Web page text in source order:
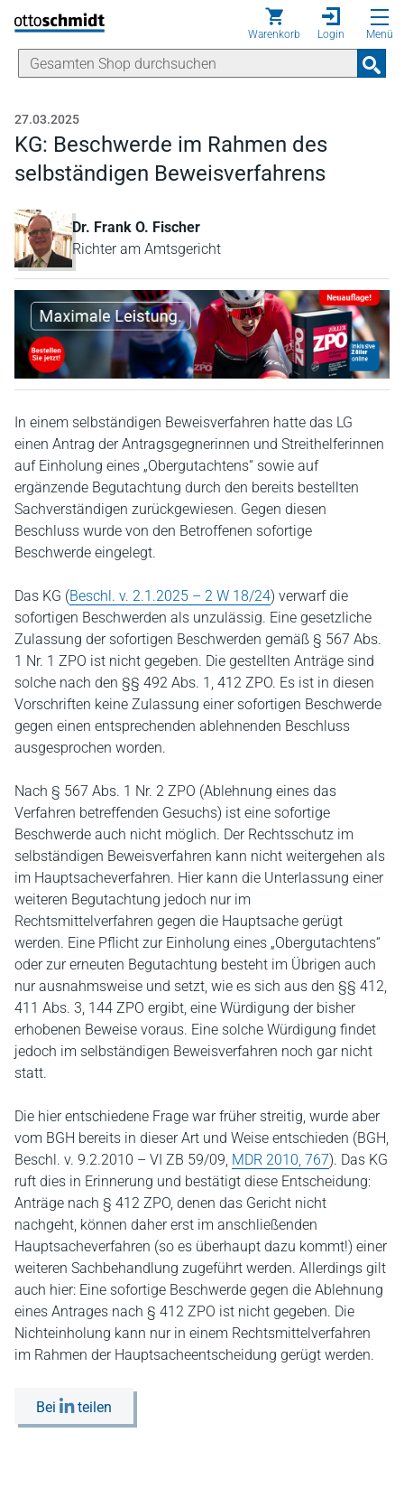
Direkt zum Inhalt
Warenkorb Login Menü
27.03.2025
KG: Beschwerde im Rahmen des
selbständigen Beweisverfahrens
Dr. Frank O. Fischer
Richter am Amtsgericht
In einem selbständigen Beweisverfahren hatte das LG
einen Antrag der Antragsgegnerinnen und Streithelferinnen
auf Einholung eines „Obergutachtens“ sowie auf
ergänzende Begutachtung durch den bereits bestellten
Sachverständigen zurückgewiesen. Gegen diesen
Beschluss wurde von den Betroffenen sofortige
Beschwerde eingelegt.
Das KG (Beschl. v. 2.1.2025 – 2 W 18/24) verwarf die
sofortigen Beschwerden als unzulässig. Eine gesetzliche
Zulassung der sofortigen Beschwerden gemäß § 567 Abs.
1 Nr. 1 ZPO ist nicht gegeben. Die gestellten Anträge sind
solche nach den §§ 492 Abs. 1, 412 ZPO. Es ist in diesen
Vorschriften keine Zulassung einer sofortigen Beschwerde
gegen einen entsprechenden ablehnenden Beschluss
ausgesprochen worden.
Nach § 567 Abs. 1 Nr. 2 ZPO (Ablehnung eines das
Verfahren betreffenden Gesuchs) ist eine sofortige
Beschwerde auch nicht möglich. Der Rechtsschutz im
selbständigen Beweisverfahren kann nicht weitergehen als
im Hauptsacheverfahren. Hier kann die Unterlassung einer
weiteren Begutachtung jedoch nur im
Rechtsmittelverfahren gegen die Hauptsache gerügt
werden. Eine Pflicht zur Einholung eines „Obergutachtens“
oder zur erneuten Begutachtung besteht im Übrigen auch
nur ausnahmsweise und setzt, wie es sich aus den §§ 412,
411 Abs. 3, 144 ZPO ergibt, eine Würdigung der bisher
erhobenen Beweise voraus. Eine solche Würdigung findet
jedoch im selbständigen Beweisverfahren noch gar nicht
statt.
Die hier entschiedene Frage war früher streitig, wurde aber
vom BGH bereits in dieser Art und Weise entschieden (BGH,
Beschl. v. 9.2.2010 – VI ZB 59/09, MDR 2010, 767). Das KG
ruft dies in Erinnerung und bestätigt diese Entscheidung:
Anträge nach § 412 ZPO, denen das Gericht nicht
nachgeht, können daher erst im anschließenden
Hauptsacheverfahren (so es überhaupt dazu kommt!) einer
weiteren Sachbehandlung zugeführt werden. Allerdings gilt
auch hier: Eine sofortige Beschwerde gegen die Ablehnung
eines Antrages nach § 412 ZPO ist nicht gegeben. Die
Nichteinholung kann nur in einem Rechtsmittelverfahren
im Rahmen der Hauptsacheentscheidung gerügt werden.
Bei teilen